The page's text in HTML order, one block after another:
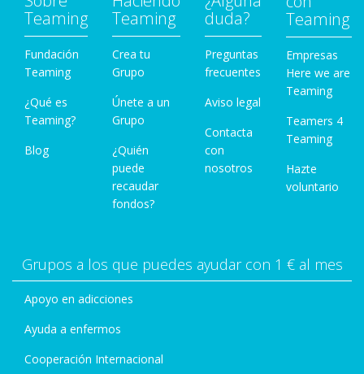
Teaming
Fundación
Teaming
¿Qué es
Teaming?
Blog
Teaming
Crea tu
Grupo
Únete a un
Grupo
¿Quién
puede
recaudar
fondos?
duda?
Preguntas
frecuentes
Aviso legal
Contacta
con
nosotros
Teaming
Empresas
Here we are
Teaming
Teamers 4
Teaming
Hazte
voluntario
Grupos a los que puedes ayudar con 1 € al mes
Apoyo en adicciones
Ayuda a enfermos
Cooperación Internacional